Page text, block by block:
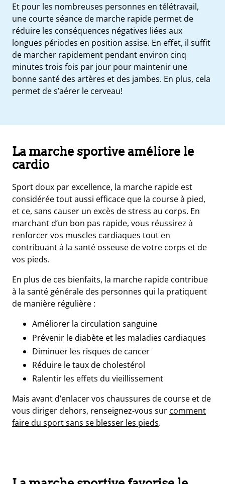
Et pour les nombreuses personnes en télétravail,
une courte séance de marche rapide permet de
réduire les conséquences négatives liées aux
longues périodes en position assise. En effet, il suffit
de marcher rapidement pendant environ cinq
minutes trois fois par jour pour maintenir une
bonne santé des artères et des jambes. En plus, cela
permet de s’aérer le cerveau!
La marche sportive améliore le
cardio
Sport doux par excellence, la marche rapide est
considérée tout aussi efficace que la course à pied,
et ce, sans causer un excès de stress au corps. En
marchant d’un bon pas rapide, vous réussirez à
renforcer vos muscles cardiaques tout en
contribuant à la santé osseuse de votre corps et de
vos pieds.
En plus de ces bienfaits, la marche rapide contribue
à la santé générale des personnes qui la pratiquent
de manière régulière :
Améliorer la circulation sanguine
Prévenir le diabète et les maladies cardiaques
Diminuer les risques de cancer
Réduire le taux de cholestérol
Ralentir les effets du vieillissement
Mais avant d’enlacer vos chaussures de course et de
vous diriger dehors, renseignez-vous sur comment
faire du sport sans se blesser les pieds.